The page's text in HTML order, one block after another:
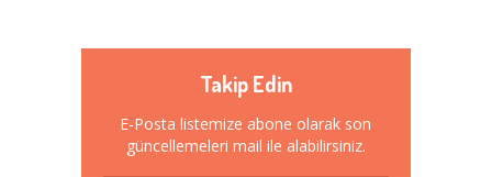
Takip Edin
E-Posta listemize abone olarak son
güncellemeleri mail ile alabilirsiniz.